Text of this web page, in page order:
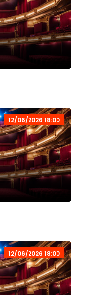
12/06/2026 18:00
12/06/2026 18:00